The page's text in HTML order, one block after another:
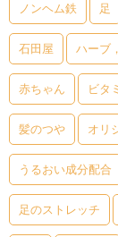
ノンヘム鉄 足
石田屋 ハーブ
赤ちゃん ビタ
髪のつや オリ
うるおい成分配合
足のストレッチ